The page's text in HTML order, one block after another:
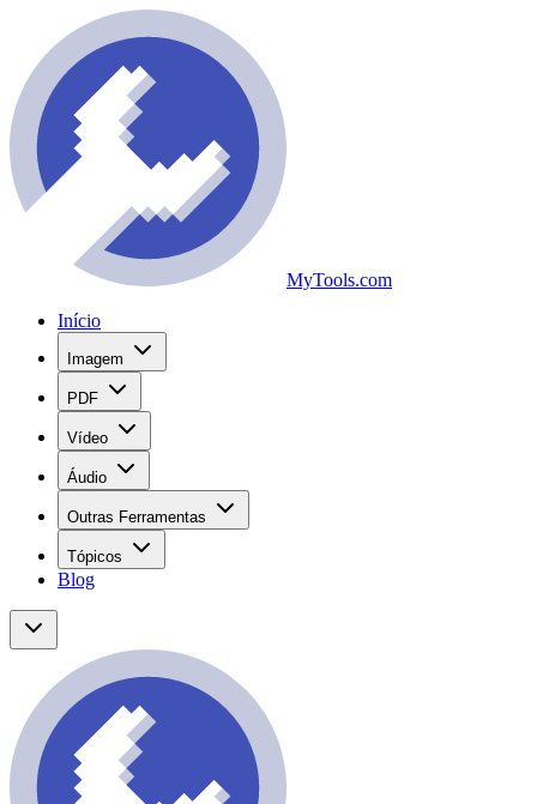
MyTools.com
Início
Imagem
PDF
Vídeo
Áudio
Outras Ferramentas
Tópicos
Blog